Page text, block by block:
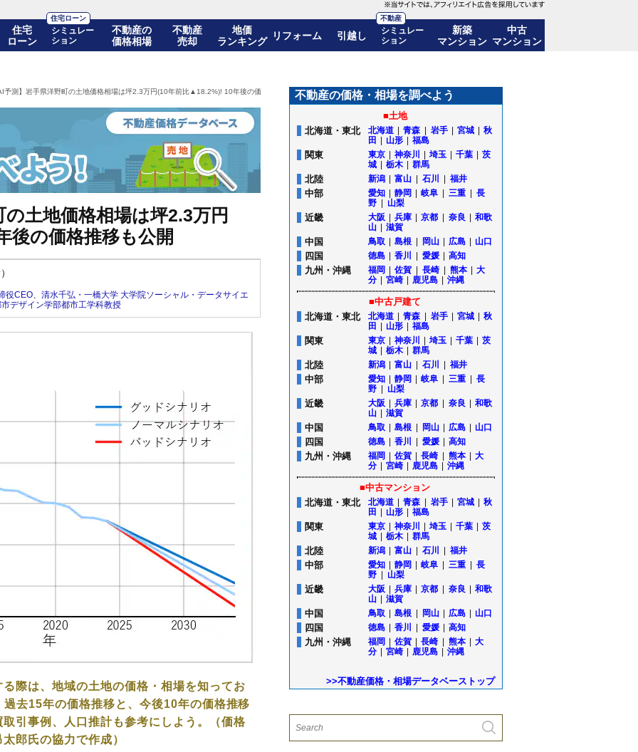
住宅
ローン
住宅ローン
シミュレー
ション
不動産の
価格相場
不動産
売却
地価
ランキング
リフォーム 引越し
不動産
シミュレー
ション
新築
マンション
中古
マンション
予測】岩手県洋野町の土地価格相場は坪2.3万円(10年前比▲18.2%)! 10年後の価格推移も公開
土地価格相場は坪2.3万円
後の価格推移も公開
役CEO、 清水千弘・一橋大学 大学院ソーシャル・データサイエ
デザイン学部都市工学科教授
際は、地域の土地の価格・相場を知ってお
去15年の価格推移と、今後10年の価格推移
引事例、人口推計も参考にしよう。（価格
郎氏の協力で作成）
不動産の価格・相場を調べよう
■土地
北海道・東北
北海道 青森 岩手 宮城
秋
田
山形 福島
関東 東京 神奈川 埼玉 千葉
茨
城
栃木 群馬
北陸 新潟 富山 石川 福井
中部 愛知 静岡 岐阜 三重
長
野
山梨
近畿 大阪 兵庫 京都 奈良
和歌
山
滋賀
中国 鳥取 島根 岡山 広島 山口
四国 徳島 香川 愛媛 高知
九州・沖縄 福岡 佐賀 長崎 熊本
大
分
宮崎 鹿児島 沖縄
■中古戸建て
北海道・東北
北海道 青森 岩手 宮城
秋
田
山形 福島
関東 東京 神奈川 埼玉 千葉
茨
城
栃木 群馬
北陸 新潟 富山 石川 福井
中部 愛知 静岡 岐阜 三重
長
野
山梨
近畿 大阪 兵庫 京都 奈良
和歌
山
滋賀
中国 鳥取 島根 岡山 広島 山口
四国 徳島 香川 愛媛 高知
九州・沖縄 福岡 佐賀 長崎 熊本
大
分
宮崎 鹿児島 沖縄
■中古マンション
北海道・東北
北海道 青森 岩手 宮城
秋
田
山形 福島
関東 東京 神奈川 埼玉 千葉
茨
城
栃木 群馬
北陸 新潟 富山 石川 福井
中部 愛知 静岡 岐阜 三重
長
野
山梨
近畿 大阪 兵庫 京都 奈良
和歌
山
滋賀
中国 鳥取 島根 岡山 広島 山口
四国 徳島 香川 愛媛 高知
九州・沖縄 福岡 佐賀 長崎 熊本
大
分
宮崎 鹿児島 沖縄
>>不動産価格・相場データベーストップ